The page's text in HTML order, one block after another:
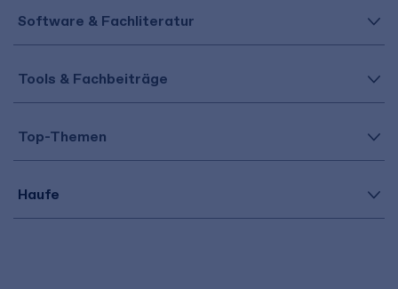
Software & Fachliteratur
Tools & Fachbeiträge
Top-Themen
Haufe